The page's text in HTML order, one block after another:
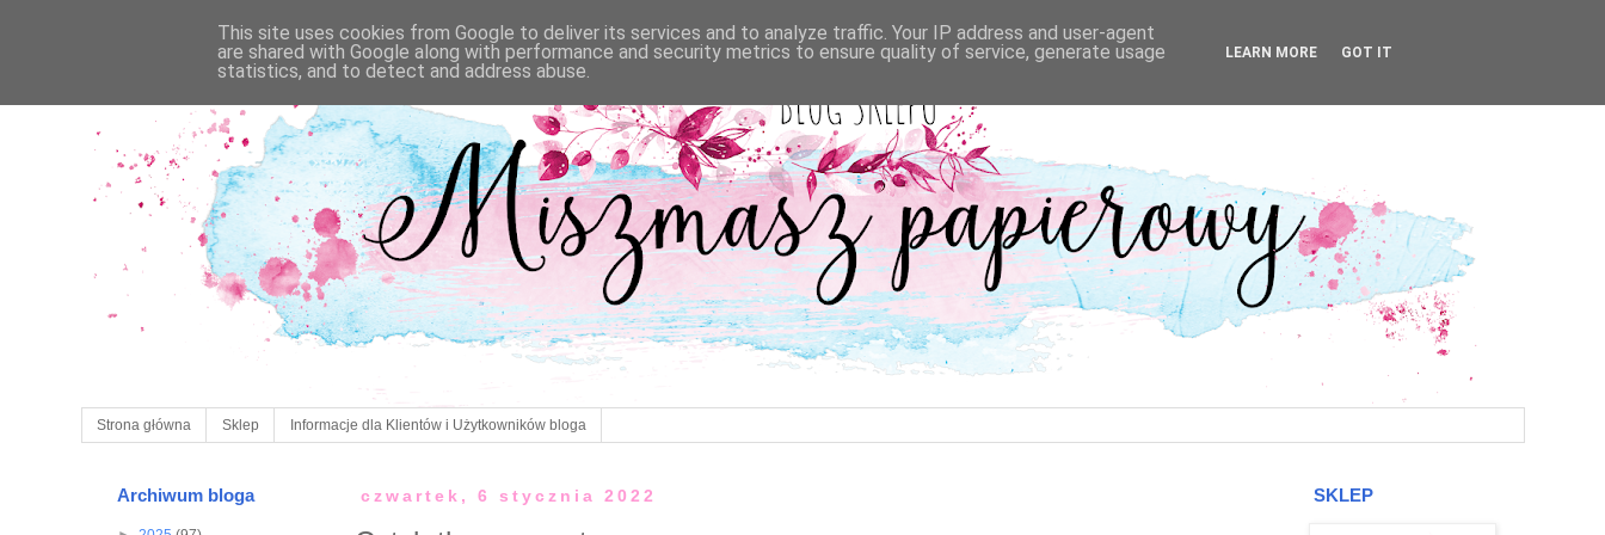
Strona główna Sklep Informacje dla Klientów i Użytkowników bloga
czwartek, 6 stycznia 2022
Archiwum bloga SKLEP
This site uses cookies from Google to deliver its services and to analyze traffic. Your IP address and user-agent
are shared with Google along with performance and security metrics to ensure quality of service, generate usage
statistics, and to detect and address abuse.
LEARN MORE GOT IT